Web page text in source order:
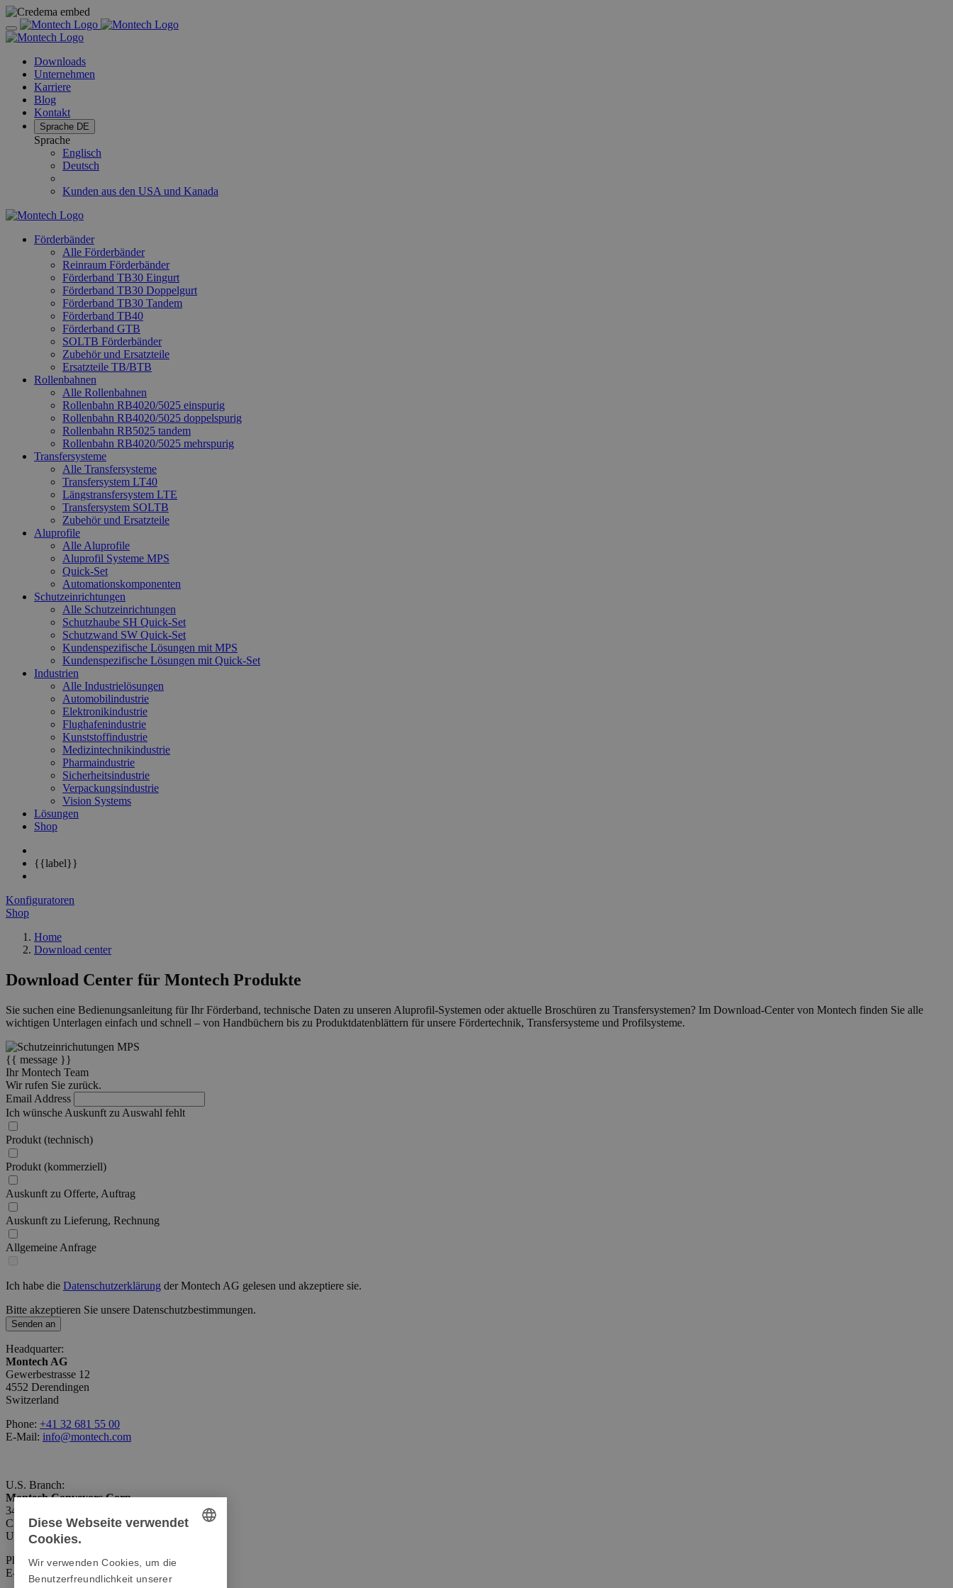
Downloads
Unternehmen
Karriere
Blog
Kontakt
Sprache DE
Sprache
Englisch
Deutsch
Kunden aus den USA und Kanada
Förderbänder
Alle Förderbänder
Reinraum Förderbänder
Förderband TB30 Eingurt
Förderband TB30 Doppelgurt
Förderband TB30 Tandem
Förderband TB40
Förderband GTB
SOLTB Förderbänder
Zubehör und Ersatzteile
Ersatzteile TB/BTB
Rollenbahnen
Alle Rollenbahnen
Rollenbahn RB4020/5025 einspurig
Rollenbahn RB4020/5025 doppelspurig
Rollenbahn RB5025 tandem
Rollenbahn RB4020/5025 mehrspurig
Transfersysteme
Alle Transfersysteme
Transfersystem LT40
Längstransfersystem LTE
Transfersystem SOLTB
Zubehör und Ersatzteile
Aluprofile
Alle Aluprofile
Aluprofil Systeme MPS
Quick-Set
Automationskomponenten
Schutzeinrichtungen
Alle Schutzeinrichtungen
Schutzhaube SH Quick-Set
Schutzwand SW Quick-Set
Kundenspezifische Lösungen mit MPS
Kundenspezifische Lösungen mit Quick-Set
Industrien
Alle Industrielösungen
Automobilindustrie
Elektronikindustrie
Flughafenindustrie
Kunststoffindustrie
Medizintechnikindustrie
Pharmaindustrie
Sicherheitsindustrie
Verpackungsindustrie
Vision Systems
Lösungen
Shop
{{label}}
Konfiguratoren
Shop
Home
Download center
Download Center für Montech Produkte
Sie suchen eine Bedienungsanleitung für Ihr Förderband, technische Daten zu unseren Aluprofil-Systemen oder aktuelle Broschüren zu Transfersystemen? Im Download-Center von Montech finden Sie alle
wichtigen Unterlagen einfach und schnell – von Handbüchern bis zu Produktdatenblättern für unsere Fördertechnik, Transfersysteme und Profilsysteme.
{{ message }}
Ihr Montech Team
Wir rufen Sie zurück.
Email Address
Ich wünsche Auskunft zu Auswahl fehlt
Produkt (technisch)
Produkt (kommerziell)
Auskunft zu Offerte, Auftrag
Auskunft zu Lieferung, Rechnung
Allgemeine Anfrage
Ich habe die Datenschutzerklärung der Montech AG gelesen und akzeptiere sie.
Bitte akzeptieren Sie unsere Datenschutzbestimmungen.
Senden an
Headquarter:
Montech AG
Gewerbestrasse 12
4552 Derendingen
Switzerland
Phone: +41 32 681 55 00
E-Mail: info@montech.com
U.S. Branch:
Montech Conveyors Corp.
3425 Asbury Avenue
Charlotte, NC 28206
USA
Phone:+1 980 207-3622
E-Mail:
info.us@montech.com ENGLISH
Diese Webseite verwendet
Cookies.
Wir verwenden Cookies, um die
Benutzerfreundlichkeit unserer